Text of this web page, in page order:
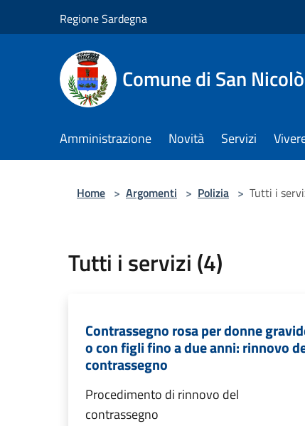
Regione Sardegna
Comune di San
Amministrazione Novità Servizi
Home > Argomenti > Polizia > Tutti i
Tutti i servizi (4)
Contrassegno rosa per donne
o con figli fino a due anni: rinnovo
contrassegno
Procedimento di rinnovo del
contrassegno